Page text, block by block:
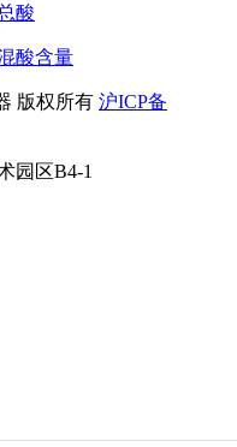
酸
酸含量
版权所有 沪ICP备
园区B4-1